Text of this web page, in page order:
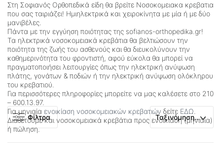
Στη Σοφιανός Ορθοπεδικά είδη θα βρείτε Νοσοκομειακα κρεβατια
που σας ταιριάζει! Ημιηλεκτρικά και χειροκίνητα με μία ή με δύο
μανιβέλες.
Πάντα με την εγγύηση ποιότητας της sofianos-orthopedika.gr!
Τα ηλεκτρικά νοσοκομειακά κρεβάτια θα βελτιώσουν την
ποιότητα της ζωής του ασθενούς και θα διευκολύνουν την
καθημερινότητα του φροντιστή, αφού εύκολα θα μπορεί να
πραγματοποιήσει λειτουργίες όπως την ηλεκτρική ανύψωση
πλάτης, γονάτων & ποδιών ή την ηλεκτρική ανύψωση ολόκληρου
του κρεβατιού.
Για περισσότερες πληροφορίες μπορείτε να μας καλέσετε στο 210
– 600.13.97.
Για μηνιαία ενοικίαση νοσοκομειακών κρεβατιών δείτε ΕΔΩ
Διαθέτουμε και νοσοκομειακά κρεβάτια προς ενοικίαση (μηνιαία)
ή πώληση.
Φίλτρα